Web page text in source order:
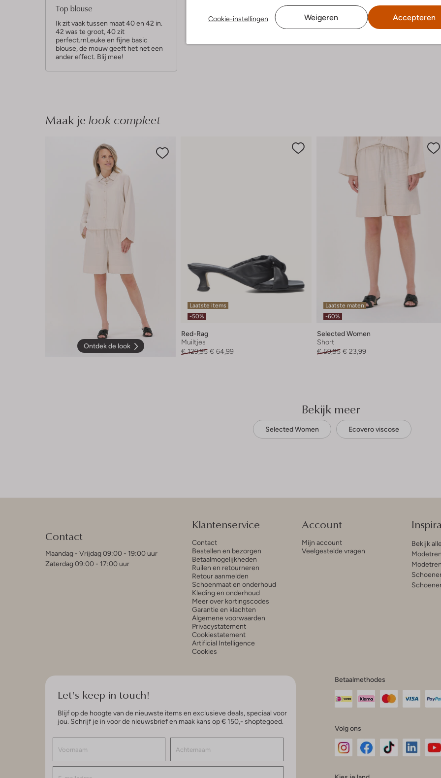
Cookie-instellingen Weigeren Accepteren
t
e
r
r
e
n
Top blouse
Ik zit vaak tussen maat 40 en 42 in.
42 was te groot, 40 zit
perfect.rnLeuke en fijne basic
blouse, de mouw geeft het net een
ander effect. Blij mee!
Maak je look compleet
Ontdek de look
Laatste items
-50%
Red-Rag
Muiltjes
€ 129,95 € 64,99
Laatste maten
-60%
Selected Women
Short
€ 59,95 € 23,99
Bekijk meer
Selected Women Ecovero viscose
Contact
Maandag - Vrijdag 09:00 - 19:00 uur
Zaterdag 09:00 - 17:00 uur
Klantenservice
Contact
Bestellen en bezorgen
Betaalmogelijkheden
Ruilen en retourneren
Retour aanmelden
Schoenmaat en onderhoud
Kleding en onderhoud
Meer over kortingscodes
Garantie en klachten
Algemene voorwaarden
Privacystatement
Cookiestatement
Artificial Intelligence
Cookies
Account
Mijn account
Veelgestelde vragen
Bekijk
Let's keep in touch!
Blijf op de hoogte van de nieuwste items en exclusieve deals, speciaal voor
jou. Schrijf je in voor de nieuwsbrief en maak kans op € 150,- shoptegoed.
Betaalmethodes
Volg ons